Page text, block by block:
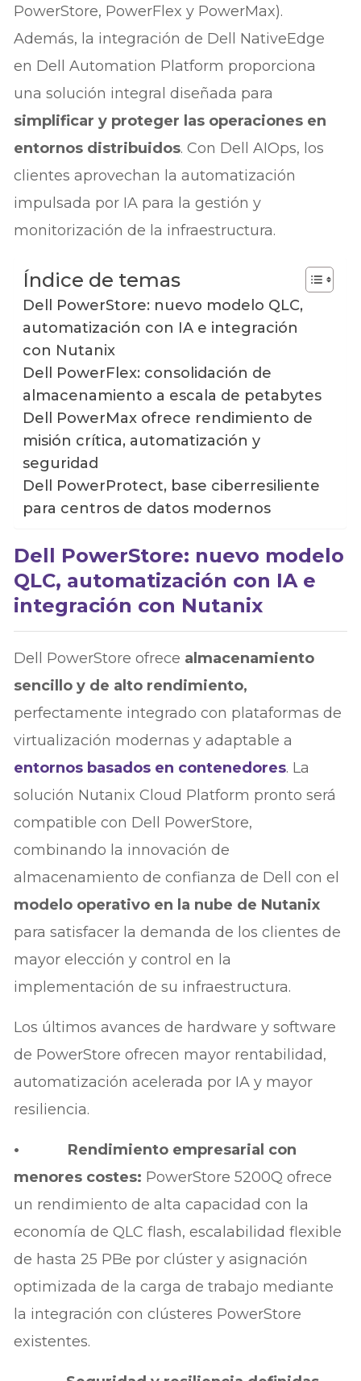
PowerStore, PowerFlex y PowerMax).
Además, la integración de Dell NativeEdge
en Dell Automation Platform proporciona
una solución integral diseñada para
simplificar y proteger las operaciones en
entornos distribuidos. Con Dell AIOps, los
clientes aprovechan la automatización
impulsada por IA para la gestión y
monitorización de la infraestructura.
Índice de temas
Dell PowerStore: nuevo modelo QLC,
automatización con IA e integración
con Nutanix
Dell PowerFlex: consolidación de
almacenamiento a escala de petabytes
Dell PowerMax ofrece rendimiento de
misión crítica, automatización y
seguridad
Dell PowerProtect, base ciberresiliente
para centros de datos modernos
Dell PowerStore: nuevo modelo
QLC, automatización con IA e
integración con Nutanix
Dell PowerStore ofrece almacenamiento
sencillo y de alto rendimiento,
perfectamente integrado con plataformas de
virtualización modernas y adaptable a
entornos basados en contenedores. La
solución Nutanix Cloud Platform pronto será
compatible con Dell PowerStore,
combinando la innovación de
almacenamiento de confianza de Dell con el
modelo operativo en la nube de Nutanix
para satisfacer la demanda de los clientes de
mayor elección y control en la
implementación de su infraestructura.
Los últimos avances de hardware y software
de PowerStore ofrecen mayor rentabilidad,
automatización acelerada por IA y mayor
resiliencia.
• Rendimiento empresarial con
menores costes: PowerStore 5200Q ofrece
un rendimiento de alta capacidad con la
economía de QLC flash, escalabilidad flexible
de hasta 25 PBe por clúster y asignación
optimizada de la carga de trabajo mediante
la integración con clústeres PowerStore
existentes.